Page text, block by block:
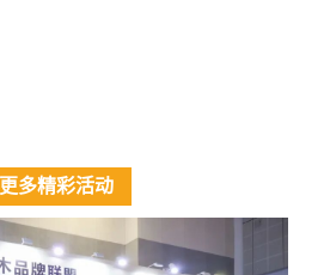
更多精彩活动